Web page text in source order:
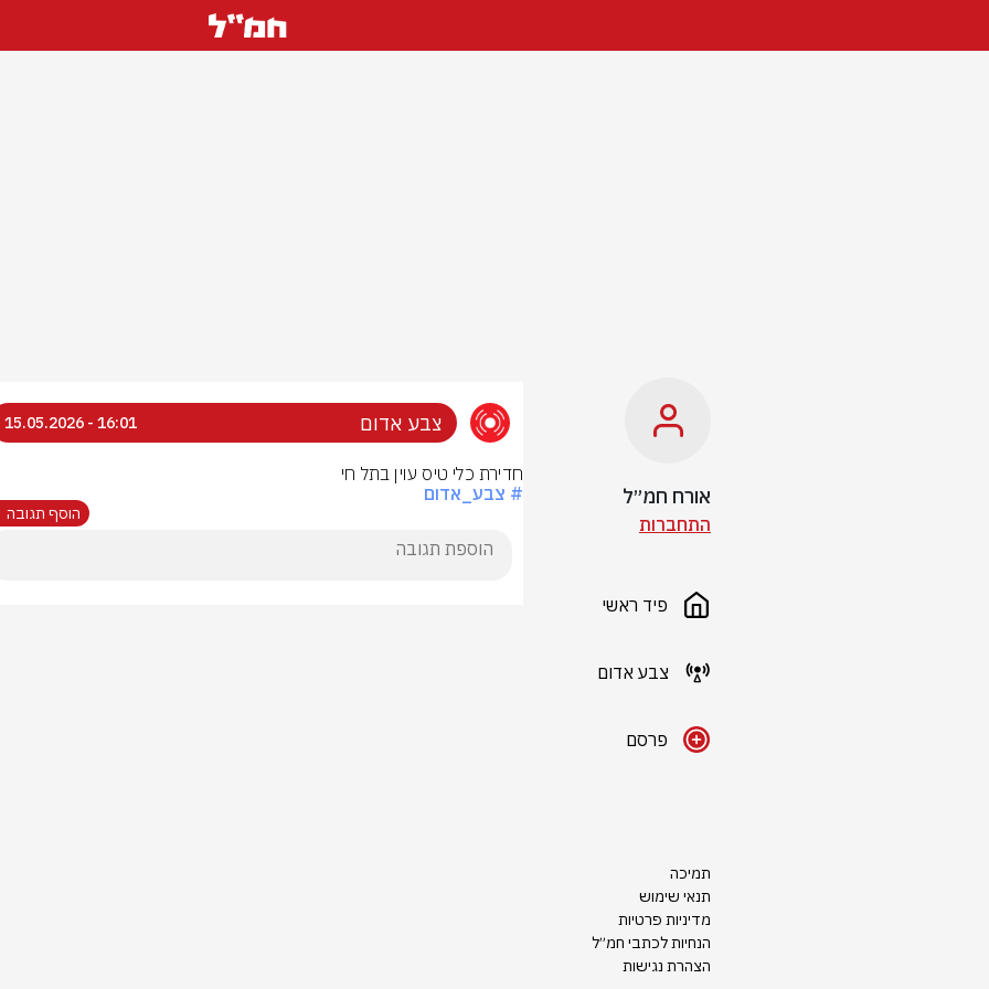
אורח חמ״ל
התחברות
פיד ראשי
צבע אדום
פרסם
תמיכה
תנאי שימוש
מדיניות פרטיות
הנחיות לכתבי חמ״ל
הצהרת נגישות
צבע אדום 16:01 - 15.05.2026
חדירת כלי טיס עוין בתל חי
# צבע_אדום
הוסף תגובה